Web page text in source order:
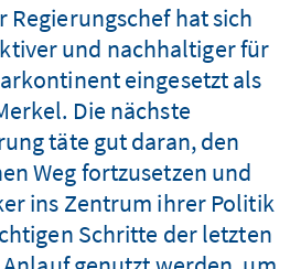
Regierungschef hat sich
und nachhaltiger für
eingesetzt als
Die nächste
täte gut daran, den
Weg fortzusetzen und
ins Zentrum ihrer Politik
Schritte der letzten